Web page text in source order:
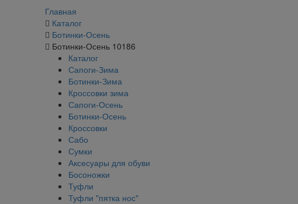
Главная
Каталог
Ботинки-Осень
Ботинки-Осень 10186
Каталог
Сапоги-Зима
Ботинки-Зима
Кроссовки зима
Сапоги-Осень
Ботинки-Осень
Кроссовки
Сабо
Сумки
Аксесуары для обуви
Босоножки
Туфли
Туфли "пятка нос"